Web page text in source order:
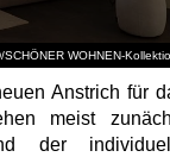
SCHÖNER WOHNEN-
Anstrich für
meist
der